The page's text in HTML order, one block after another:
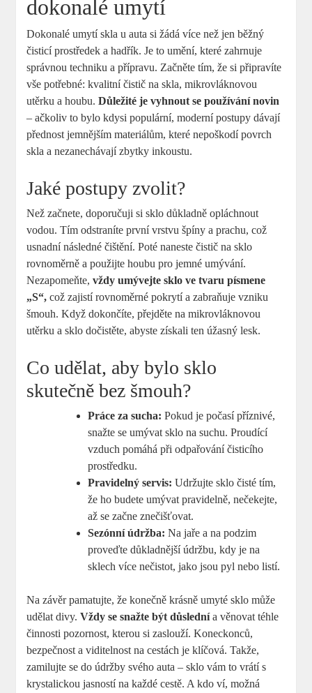
dokonalé umytí
Dokonalé umytí skla u auta si žádá více než jen běžný
čisticí prostředek a hadřík. Je to umění, které zahrnuje
správnou techniku a přípravu. Začněte tím, že si připravíte
vše potřebné: kvalitní čistič na skla, mikrovláknovou
utěrku a houbu.Důležité je vyhnout se používání novin
– ačkoliv to bylo kdysi populární, moderní postupy dávají
přednost jemnějším materiálům, které nepoškodí povrch
skla a nezanechávají zbytky inkoustu.
Jaké postupy zvolit?
Než začnete, doporučuji si sklo důkladně opláchnout
vodou. Tím odstraníte první vrstvu špíny a prachu, což
usnadní následné čištění. Poté naneste čistič na sklo
rovnoměrně a použijte houbu pro jemné umývání.
Nezapomeňte,vždy umývejte sklo ve tvaru písmene
„S“, což zajistí rovnoměrné pokrytí a zabraňuje vzniku
šmouh. Když dokončíte, přejděte na mikrovláknovou
utěrku a sklo dočistěte, abyste získali ten úžasný lesk.
Co udělat, aby bylo sklo
skutečně bez šmouh?
Práce za sucha: Pokud je počasí příznivé,
snažte se umývat sklo na suchu. Proudící
vzduch pomáhá při odpařování čisticího
prostředku.
Pravidelný servis: Udržujte sklo čisté tím,
že ho budete umývat pravidelně, nečekejte,
až se začne znečišťovat.
Sezónní údržba: Na jaře a na podzim
proveďte důkladnější údržbu, kdy je na
sklech více nečistot, jako jsou pyl nebo listí.
Na závěr pamatujte, že konečně krásně umyté sklo může
udělat divy.Vždy se snažte být důslednía věnovat téhle
činnosti pozornost, kterou si zaslouží. Koneckonců,
bezpečnost a viditelnost na cestách je klíčová. Takže,
zamilujte se do údržby svého auta – sklo vám to vrátí s
krystalickou jasností na každé cestě. A kdo ví, možná